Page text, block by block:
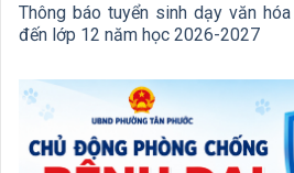
Thông báo tuyển sinh dạy văn
đến lớp 12 năm học 2026-2027